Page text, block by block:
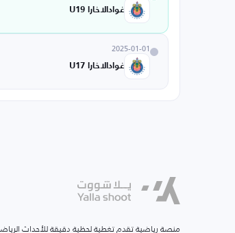
غوادالاخارا U19
2025-01-01
غوادالاخارا U17
منصة رياضية تقدم تغطية لحظية دقيقة للأحداث